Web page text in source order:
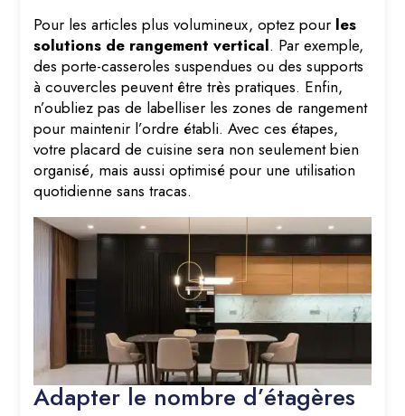
Pour les articles plus volumineux, optez pour les
solutions de rangement vertical. Par exemple,
des porte-casseroles suspendues ou des supports
à couvercles peuvent être très pratiques. Enfin,
n’oubliez pas de labelliser les zones de rangement
pour maintenir l’ordre établi. Avec ces étapes,
votre placard de cuisine sera non seulement bien
organisé, mais aussi optimisé pour une utilisation
quotidienne sans tracas.
Adapter le nombre d’étagères